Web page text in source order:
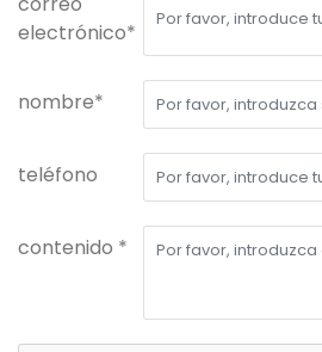
electrónico*
nombre*
teléfono
contenido *